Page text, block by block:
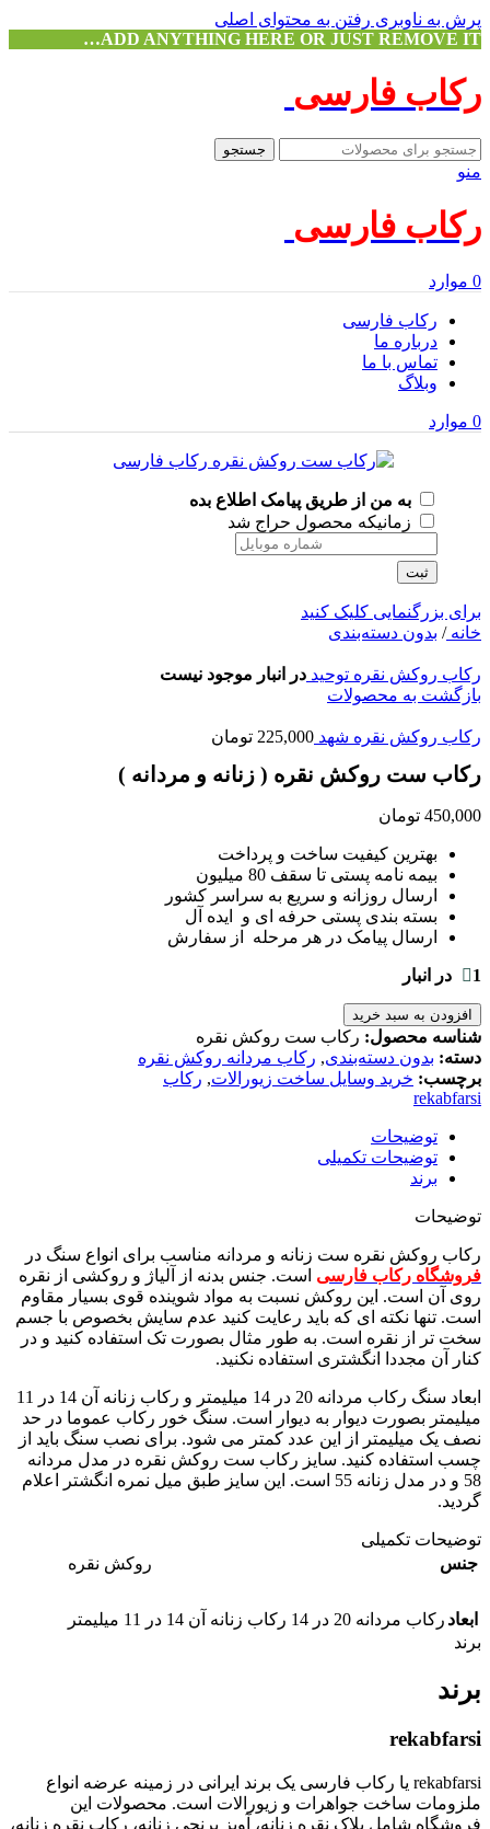
پرش به ناوبری رفتن به محتوای اصلی
ADD ANYTHING HERE OR JUST REMOVE IT…
رکاب فارسی
جستجو
منو
رکاب فارسی
0 موارد
رکاب فارسی
درباره ما
تماس با ما
وبلاگ
0 موارد
به من از طریق پیامک اطلاع بده
زمانیکه محصول حراج شد
ثبت
برای بزرگنمایی کلیک کنید
خانه/ بدون دسته‌بندی
رکاب روکش نقره توحید در انبار موجود نیست
بازگشت به محصولات
رکاب روکش نقره شهد 225,000 تومان
رکاب ست روکش نقره ( زنانه و مردانه )
450,000 تومان
بهترین کیفیت ساخت و پرداخت
بیمه نامه پستی تا سقف 80 میلیون
ارسال روزانه و سریع به سراسر کشور
بسته بندی پستی حرفه ای و ایده آل
ارسال پیامک در هر مرحله از سفارش
1 در انبار
افزودن به سبد خرید
شناسه محصول: رکاب ست روکش نقره
دسته: بدون دسته‌بندی, رکاب مردانه روکش نقره
برچسب: خرید وسایل ساخت زیورالات, رکاب
rekabfarsi
توضیحات
توضیحات تکمیلی
برند
توضیحات
رکاب روکش نقره ست زنانه و مردانه مناسب برای انواع سنگ در
فروشگاه رکاب فارسی است. جنس بدنه از آلیاژ و روکشی از نقره
روی آن است. این روکش نسبت به مواد شوینده قوی بسیار مقاوم
است. تنها نکته ای که باید رعایت کنید عدم سایش بخصوص با جسم
سخت تر از نقره است. به طور مثال بصورت تک استفاده کنید و در
کنار آن مجددا انگشتری استفاده نکنید.
ابعاد سنگ رکاب مردانه 20 در 14 میلیمتر و رکاب زنانه آن 14 در 11
میلیمتر بصورت دیوار به دیوار است. سنگ خور رکاب عموما در حد
نصف یک میلیمتر از این عدد کمتر می شود. برای نصب سنگ باید از
چسب استفاده کنید. سایز رکاب ست روکش نقره در مدل مردانه
58 و در مدل زنانه 55 است. این سایز طبق میل نمره انگشتر اعلام
گردید.
توضیحات تکمیلی
جنس
روکش نقره
ابعاد رکاب مردانه 20 در 14 رکاب زنانه آن 14 در 11 میلیمتر
برند
برند
rekabfarsi
rekabfarsi یا رکاب فارسی یک برند ایرانی در زمینه عرضه انواع
ملزومات ساخت جواهرات و زیورالات است. محصولات این
فروشگاه شامل پلاک نقره زنانه، آویز برنجی زنانه، رکاب نقره زنانه،